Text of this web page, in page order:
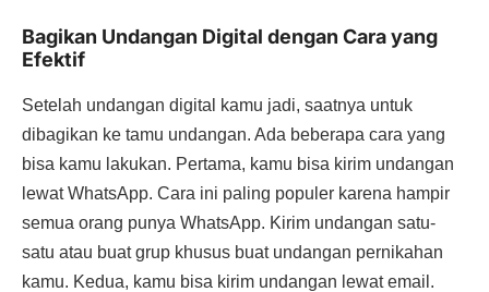
Bagikan Undangan Digital dengan Cara yang
Efektif
Setelah undangan digital kamu jadi, saatnya untuk
dibagikan ke tamu undangan. Ada beberapa cara yang
bisa kamu lakukan. Pertama, kamu bisa kirim undangan
lewat WhatsApp. Cara ini paling populer karena hampir
semua orang punya WhatsApp. Kirim undangan satu-
satu atau buat grup khusus buat undangan pernikahan
kamu. Kedua, kamu bisa kirim undangan lewat email.